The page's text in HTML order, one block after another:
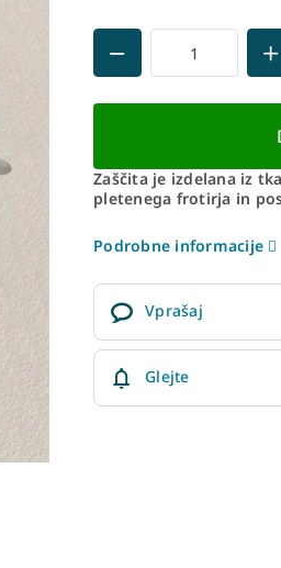
Zaščita je izdelana iz
pletenega frotirja in
Podrobne informacije
Vprašaj
Glejte